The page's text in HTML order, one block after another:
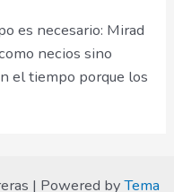
es necesario: Mirad
necios sino
el tiempo porque los
| Powered byTema